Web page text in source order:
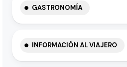
GASTRONOMÍA
INFORMACIÓN AL VIAJERO